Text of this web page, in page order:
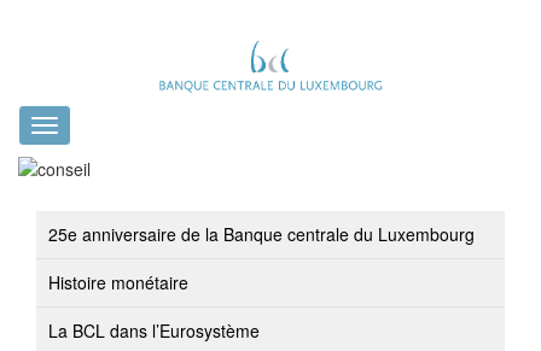
Toggle
navigation
25e anniversaire de la Banque centrale du Luxembourg
Histoire monétaire
La BCL dans l’Eurosystème